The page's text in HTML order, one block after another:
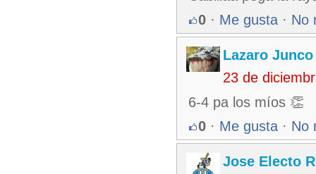
0 · Me gusta · No
Lazaro
23 de
6-4 pa los míos 👏
0 · Me gusta · No
Jose Electo